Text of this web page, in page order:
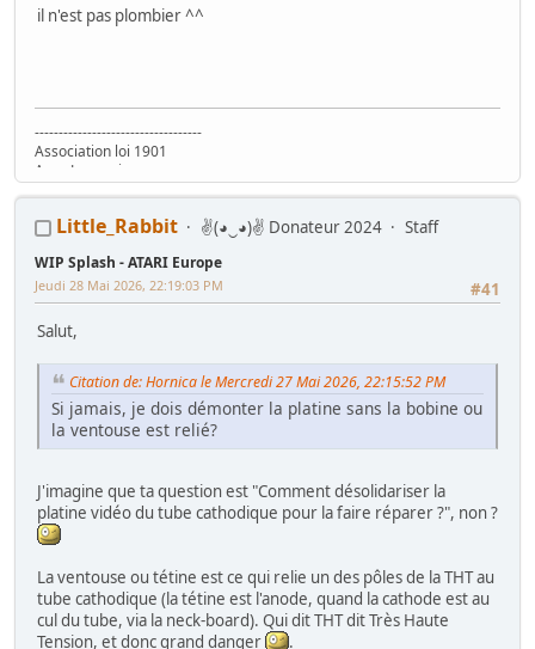
il n'est pas plombier ^^
-----------------------------------
Association loi 1901
Asso Lyonnaise
www.ARCADEINTHEBOX.com
Little_Rabbit ✌(◕‿◕)✌ Donateur 2024 Staff
WIP Splash - ATARI Europe
#41
Jeudi 28 Mai 2026, 22:19:03 PM
Salut,
Citation de: Hornica le Mercredi 27 Mai 2026, 22:15:52 PM
Si jamais, je dois démonter la platine sans la bobine ou
la ventouse est relié?
J'imagine que ta question est "Comment désolidariser la
platine vidéo du tube cathodique pour la faire réparer ?", non ?
La ventouse ou tétine est ce qui relie un des pôles de la THT au
tube cathodique (la tétine est l'anode, quand la cathode est au
cul du tube, via la neck-board). Qui dit THT dit Très Haute
Tension, et donc grand danger
.